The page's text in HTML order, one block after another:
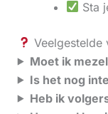
Sta
Veelgestelde
Moet ik
Is het nog
Heb ik